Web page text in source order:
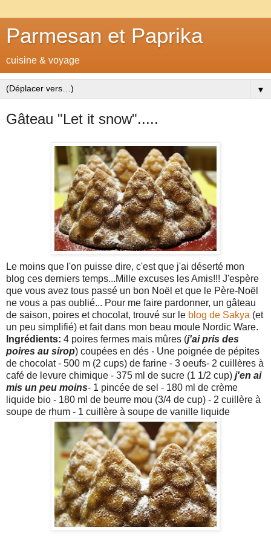
Parmesan et Paprika
cuisine & voyage
▼
Gâteau "Let it snow".....
Le moins que l'on puisse dire, c'est que j'ai déserté mon
blog ces derniers temps...Mille excuses les Amis!!! J'espère
que vous avez tous passé un bon Noël et que le Père-Noël
ne vous a pas oublié... Pour me faire pardonner, un gâteau
de saison, poires et chocolat, trouvé sur le blog de Sakya (et
un peu simplifié) et fait dans mon beau moule Nordic Ware.
Ingrédients: 4 poires fermes mais mûres (j'ai pris des
poires au sirop) coupées en dés - Une poignée de pépites
de chocolat - 500 m (2 cups) de farine - 3 oeufs- 2 cuillères à
café de levure chimique - 375 ml de sucre (1 1/2 cup) j'en ai
mis un peu moins- 1 pincée de sel - 180 ml de crème
liquide bio - 180 ml de beurre mou (3/4 de cup) - 2 cuillère à
soupe de rhum - 1 cuillère à soupe de vanille liquide